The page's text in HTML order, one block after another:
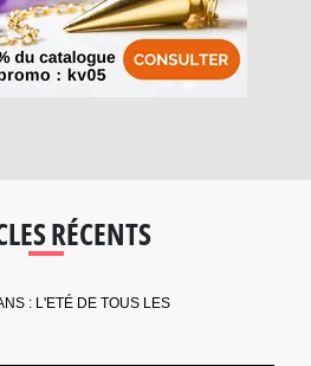
RÉCENTS
: L'ETÉ DE TOUS LES